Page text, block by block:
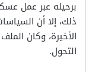
برحيله عبر عمل
ذلك، إلا أن
الأخيرة، وكان
التحول.